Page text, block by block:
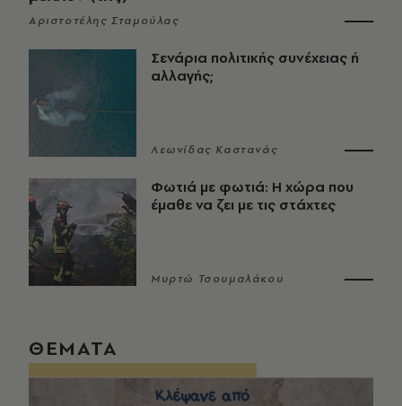
Αριστοτέλης Σταμούλας
Σενάρια πολιτικής συνέχειας ή
αλλαγής;
Λεωνίδας Καστανάς
Φωτιά με φωτιά: Η χώρα που
έμαθε να ζει με τις στάχτες
Μυρτώ Τσουμαλάκου
ΘΕΜΑΤΑ